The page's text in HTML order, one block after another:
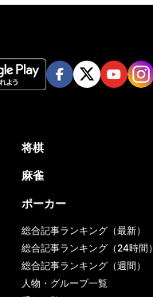
将棋
麻雀
ポーカー
総合記事ランキング（最新）
総合記事ランキング（24時間）
総合記事ランキング（週間）
人物・グループ一覧